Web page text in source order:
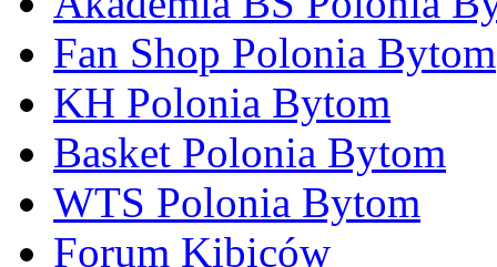
Fan Shop Polonia Bytom
KH Polonia Bytom
Basket Polonia Bytom
WTS Polonia Bytom
Forum Kibiców